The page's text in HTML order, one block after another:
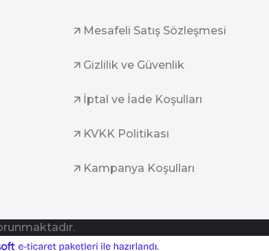
Mesafeli Satış Sözleşmesi
Gizlilik ve Güvenlik
İptal ve İade Koşulları
KVKK Politikası
Kampanya Koşulları
ideasoft e-